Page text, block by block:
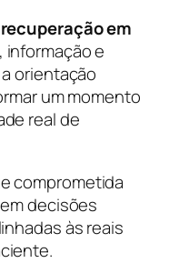
em
e
orientação
um momento
real de
comprometida
decisões
às reais